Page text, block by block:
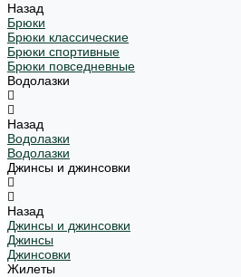
Назад
Брюки
Брюки классические
Брюки спортивные
Брюки повседневные
Водолазки
Назад
Водолазки
Водолазки
Джинсы и джинсовки
Назад
Джинсы и джинсовки
Джинсы
Джинсовки
Жилеты